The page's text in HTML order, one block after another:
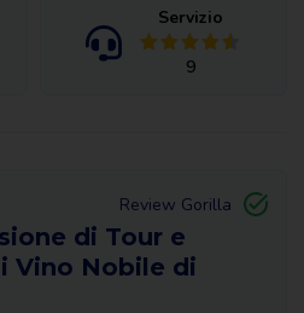
Servizio
9
di Tour e
Vino Nobile di
Review Gorilla